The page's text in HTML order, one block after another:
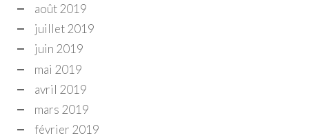
août 2019
juillet 2019
juin 2019
mai 2019
avril 2019
mars 2019
février 2019